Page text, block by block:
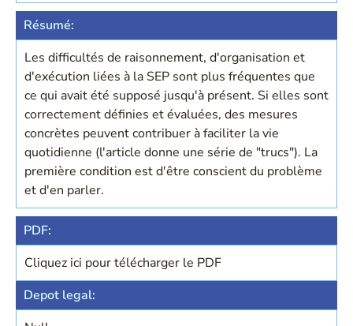
Résumé:
Les difficultés de raisonnement, d'organisation et
d'exécution liées à la SEP sont plus fréquentes que
ce qui avait été supposé jusqu'à présent. Si elles sont
correctement définies et évaluées, des mesures
concrètes peuvent contribuer à faciliter la vie
quotidienne (l'article donne une série de "trucs"). La
première condition est d'être conscient du problème
et d'en parler.
PDF:
Cliquez ici pour télécharger le PDF
Depot legal: